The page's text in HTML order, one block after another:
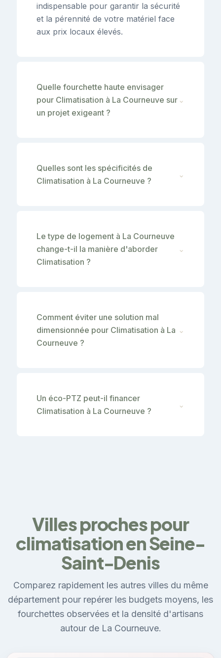
indispensable pour garantir la sécurité
et la pérennité de votre matériel face
aux prix locaux élevés.
Quelle fourchette haute envisager
pour Climatisation à La Courneuve sur
un projet exigeant ?
⌄
Quelles sont les spécificités de
Climatisation à La Courneuve ?
⌄
Le type de logement à La Courneuve
change-t-il la manière d'aborder
Climatisation ?
⌄
Comment éviter une solution mal
dimensionnée pour Climatisation à La
Courneuve ?
⌄
Un éco-PTZ peut-il financer
Climatisation à La Courneuve ?
⌄
Villes proches pour
climatisation en Seine-
Saint-Denis
Comparez rapidement les autres villes du même
département pour repérer les budgets moyens, les
fourchettes observées et la densité d'artisans
autour de La Courneuve.